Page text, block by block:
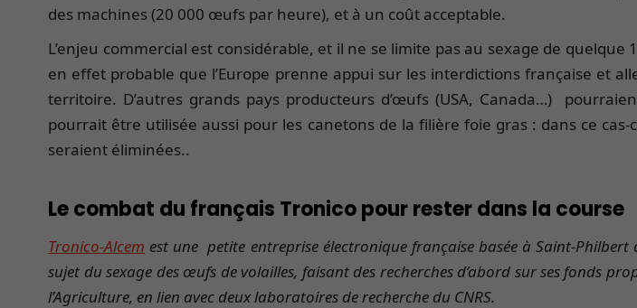
des machines (20 000 œufs par heure), et à un coût acceptable.
L’enjeu commercial est considérable, et il ne se limite pas au sexage de
en effet probable que l’Europe prenne appui sur les interdictions française et
territoire. D’autres grands pays producteurs d’œufs (USA, Canada…)
pourrait être utilisée aussi pour les canetons de la filière foie gras : dans ce
seraient éliminées..
Le combat du français Tronico pour rester dans la course
Tronico-Alcem est une petite entreprise électronique française basée à Saint-Philbert
sujet du sexage des œufs de volailles, faisant des recherches d’abord sur ses fonds
l’Agriculture, en lien avec deux laboratoires de recherche du CNRS.